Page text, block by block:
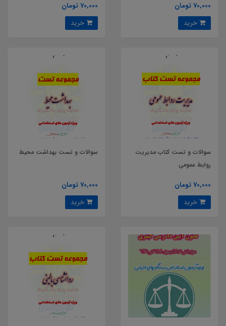
70,000 تومان
70,000 تومان
سوالات و تست کتاب مدیریت
روابط عمومی
70,000 تومان
سوالات و تست بهداشت محیط
70,000 تومان